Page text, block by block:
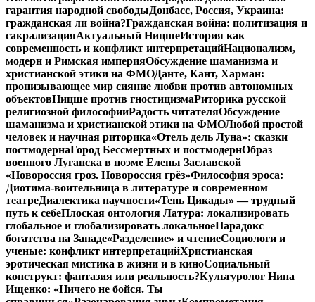
гарантия народной свободыДонбасс, Россия, Украина:
гражданская ли война?Гражданская война: политизация и
сакрализацияАктуальный НицшеИстория как
современность и конфликт интерпретацийНационализм,
модерн и Римская империяОбсуждение шаманизма и
христианской этики на ФМОДанте, Кант, Харман:
пронизывающее мир сияние любви против автономных
объектовНицше против гностицизмаРиторика русской
религиозной философииРадость читателяОбсуждение
шаманизма и христианской этики на ФМОЛюбой простой
человек и научная риторика«Отель дель Луна»: сказки
постмодернаГород Бессмертных и постмодернОбраз
военного Луганска в поэме Елены Заславской
«Новороссия гроз. Новороссия грёз»Философия эроса:
Диотима-воительница в литературе и современном
театреДиалектика научности«Тень Цикады» — трудный
путь к себеПлоская онтология Латура: локализировать
глобальное и глобализировать локальноеПарадокс
богатства на Западе«Разделение» и чтениеСоциологи и
ученые: конфликт интерпретацийХристианская
эротическая мистика в жизни и в киноСоциальный
конструкт: фантазия или реальность?Культуролог Нина
Ищенко: «Ничего не бойся. Ты